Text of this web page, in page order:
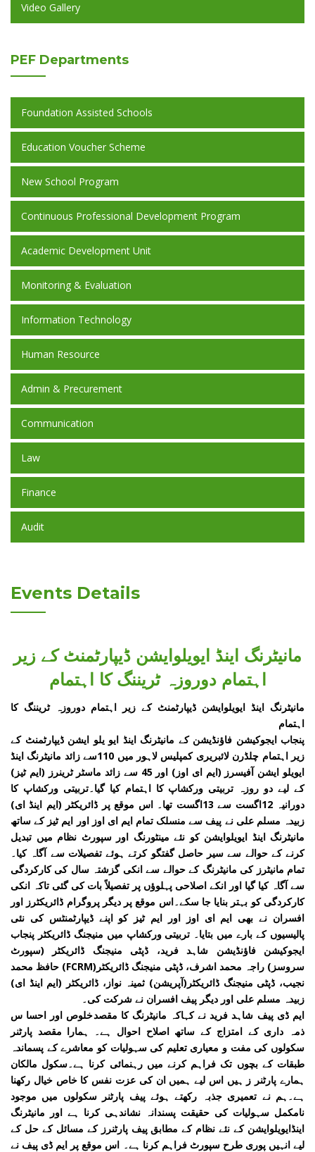
Video Gallery
PEF Departments
Foundation Assisted Schools
Education Voucher Scheme
New School Program
Continuous Professional Development Program
Academic Development Unit
Monitoring & Evaluation
Information Technology
Human Resource
Admin & Precurement
Communication
Law
Finance
Audit
Events Details
مانیٹرنگ اینڈ ایویلوایشن ڈیپارٹمنٹ کے زیر
اہتمام دوروزہ ٹریننگ کا اہتمام
مانیٹرنگ اینڈ ایویلوایشن ڈیپارٹمنٹ کے زیر اہتمام دوروزہ ٹریننگ کا
اہتمام
پنجاب ایجوکیشن فاؤنڈیشن کے مانیٹرنگ اینڈ ایو یلو ایشن ڈیپارٹمنٹ کے
زیر اہتمام چلڈرن لائبریری کمپلیس لاہور میں 110سے زائد مانیٹرنگ اینڈ
ایویلو ایشن آفیسرز (ایم ای اوز) اور 45 سے زائد ماسٹر ٹرینرز (ایم ٹیز)
کے لیے دو روزہ تربیتی ورکشاپ کا اہتمام کیا گیا۔تربیتی ورکشاپ کا
دورانیہ 12اگست سے 13اگست تھا۔ اس موقع پر ڈائریکٹر (ایم اینڈ ای)
زبیدہ مسلم علی نے پیف سے منسلک تمام ایم ای اوز اور ایم ٹیز کے ساتھ
مانیٹرنگ اینڈ ایویلوایشن کو نئے مینٹورنگ اور سپورٹ نظام میں تبدیل
کرنے کے حوالے سے سیر حاصل گفتگو کرتے ہوئے تفصیلات سے آگاہ کیا۔
تمام مانیٹرز کی مانیٹرنگ کے حوالے سے انکی گزشتہ سال کی کارکردگی
سے آگاہ کیا گیا اور انکے اصلاحی پہلوؤں پر تفصیلاً بات کی گئی تاکہ انکی
کارکردگی کو بہتر بنایا جا سکے۔اس موقع پر دیگر پروگرام ڈائریکٹرز اور
افسران نے بھی ایم ای اوز اور ایم ٹیز کو اپنے ڈیپارٹمنٹس کی نئی
پالیسیوں کے بارے میں بتایا۔ تربیتی ورکشاپ میں منیجنگ ڈائریکٹر پنجاب
ایجوکیشن فاؤنڈیشن شاہد فرید، ڈپٹی منیجنگ ڈائریکٹر (سپورٹ
سروسز) راجہ محمد اشرف، ڈپٹی منیجنگ ڈائریکٹر(FCRM) حافظ محمد
نجیب، ڈپٹی منیجنگ ڈائریکٹر(آپریشن) ثمینہ نواز، ڈائریکٹر (ایم اینڈ ای)
زبیدہ مسلم علی اور دیگر پیف افسران نے شرکت کی۔
ایم ڈی پیف شاہد فرید نے کہاکہ مانیٹرنگ کا مقصدخلوص اور احسا س
ذمہ داری کے امتزاج کے ساتھ اصلاح احوال ہے۔ ہمارا مقصد پارٹنر
سکولوں کی مفت و معیاری تعلیم کی سہولیات کو معاشرے کے پسماندہ
طبقات کے بچوں تک فراہم کرنے میں رہنمائی کرنا ہے۔سکول مالکان
ہمارے پارٹنر ز ہیں اس لیے ہمیں ان کی عزت نفس کا خاص خیال رکھنا
ہے۔ہم نے تعمیری جذبہ رکھتے ہوئے پیف پارٹنر سکولوں میں موجود
نامکمل سہولیات کی حقیقت پسندانہ نشاندہی کرنا ہے اور مانیٹرنگ
اینڈایویلوایشن کے نئے نظام کے مطابق پیف پارٹنرز کے مسائل کے حل کے
لیے انہیں پوری طرح سپورٹ فراہم کرنا ہے۔ اس موقع پر ایم ڈی پیف نے